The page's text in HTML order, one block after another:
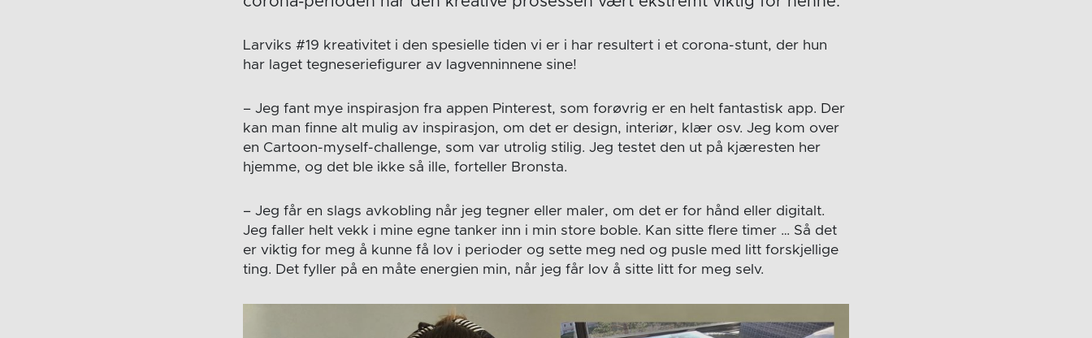
Larviks #19 kreativitet i den spesielle tiden vi er i har resultert i et corona-stunt, der hun
har laget tegneseriefigurer av lagvenninnene sine!
– Jeg fant mye inspirasjon fra appen Pinterest, som forøvrig er en helt fantastisk app. Der
kan man finne alt mulig av inspirasjon, om det er design, interiør, klær osv. Jeg kom over
en Cartoon-myself-challenge, som var utrolig stilig. Jeg testet den ut på kjæresten her
hjemme, og det ble ikke så ille, forteller Bronsta.
– Jeg får en slags avkobling når jeg tegner eller maler, om det er for hånd eller digitalt.
Jeg faller helt vekk i mine egne tanker inn i min store boble. Kan sitte flere timer … Så det
er viktig for meg å kunne få lov i perioder og sette meg ned og pusle med litt forskjellige
ting. Det fyller på en måte energien min, når jeg får lov å sitte litt for meg selv.